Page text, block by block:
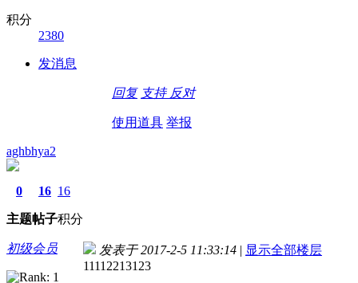
积分
2380
发消息
回复 支持 反对
使用道具 举报
aghbhya2
0
主题
16
帖子
16
积分
初级会员 发表于 2017-2-5 11:33:14 | 显示全部楼层
11112213123